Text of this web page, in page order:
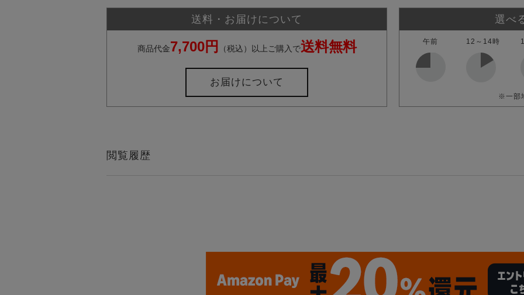
送料・お届けについて
商品代金7,700円 （税込）以上ご購入で送料無料
お届けについて
選べ
午前 12～14時
※一部
閲覧履歴